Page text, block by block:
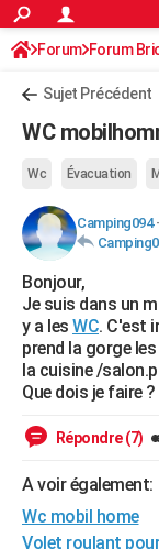
ACTUALITÉS
Politique
Société
Faits Divers
Education
Monde
Villes
+
AUTO
Essais
Réserver un essai
Citadines
Berlines
SUV
Forum auto
+HIGH-TECH
Mobiles
Meilleur smartphone
Internet
Ordinateurs
Jeux vidéo
Guide high-tech
+BRICOLAGE
Forum
Aménagement
Extérieur
Cuisine
Salle de bains
Jardinage
Rangement
WEEK-END
Guides de France
Escapades
Patrimoine
Expositions
Musées
Week-end nature
+LIFESTYLE
Art de vivre
Bien-être
Loisirs
Mode
Modes de vie
SANTE
VOYAGE
Destinations
City break
Voyage nature
Voyage de noces
Forum
Climat
+PHOTO
Forum Forum
Sujet Précédent
WC
Wc Évacuation
Camping094-
Bonjour,
Je suis dans un
y a les WC. C'est
prend la gorge
la cuisine /
Que dois je faire ?
Répondre (7)
A voir également:
Wc mobil home
Volet roulant